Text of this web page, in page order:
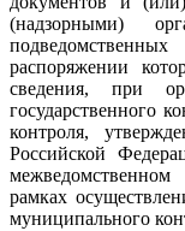
(надзорными)
распоряжении
сведения, при
государственного
контроля,
Российской
рамках
муниципального